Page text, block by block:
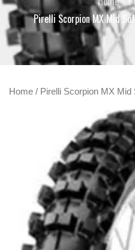
Pirelli Scorpion MX Mid
Home / Pirelli Scorpion MX Mid